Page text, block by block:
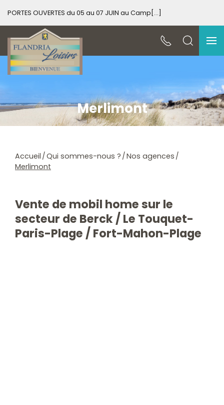
PORTES OUVERTES du 05 au 07 JUIN au Camp[...]
Merlimont
Accueil Qui sommes-nous ? Nos agences
Merlimont
Vente de mobil home sur le
secteur de Berck / Le Touquet-
Paris-Plage / Fort-Mahon-Plage